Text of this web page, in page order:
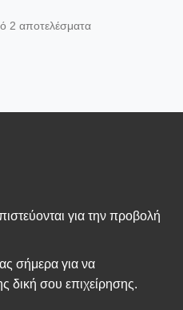
2 αποτελέσματα
για την προβολή
σήμερα για να
δική σου επιχείρησης.